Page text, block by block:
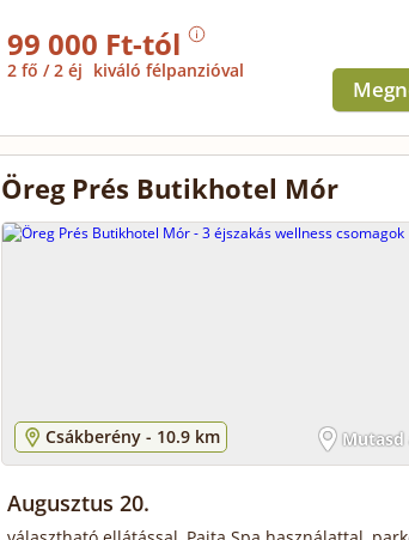
99 000 Ft-tól
2 fő / 2 éj kiváló félpanzióval
Öreg Prés Butikhotel Mór
Mutasd
Csákberény - 10.9 km
Augusztus 20.